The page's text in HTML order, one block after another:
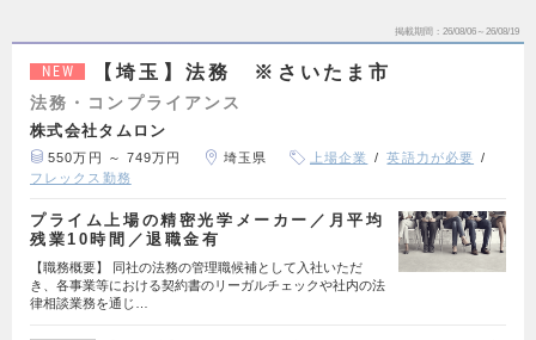
掲載期間 26/08/06～26/08/19
NEW 【埼玉】法務 ※さいたま市
法務・コンプライアンス
株式会社タムロン
550万円 ～ 749万円 埼玉県 上場企業
英語力が必要
フレックス勤務
プライム上場の精密光学メーカー／月平均
残業10時間／退職金有
【職務概要】 同社の法務の管理職候補として入社いただ
き、各事業等における契約書のリーガルチェックや社内の法
律相談業務を通じ…